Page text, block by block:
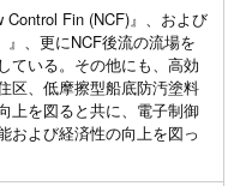
Control Fin (NCF)』、および
』、更にNCF後流の流場を
ている。その他にも、高効
区、低摩擦型船底防汚塗料
上を図ると共に、電子制御
および経済性の向上を図っ